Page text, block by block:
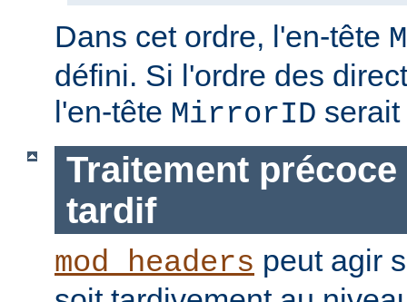
Dans cet ordre, l'en-tête
défini. Si l'ordre des
l'en-tête MirrorID
Traitement
tardif
mod_headers peut agir